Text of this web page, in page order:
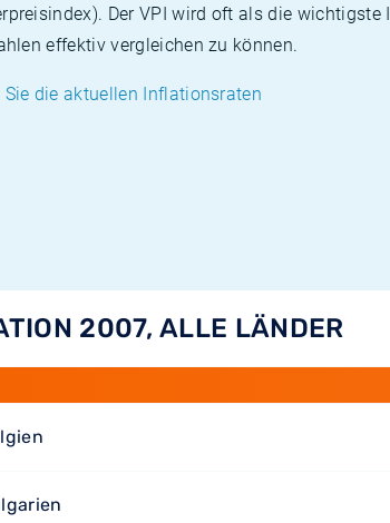
Der VPI wird oft als die
effektiv vergleichen zu können.
Sie die aktuellen Inflationsraten
2007, ALLE LÄNDER